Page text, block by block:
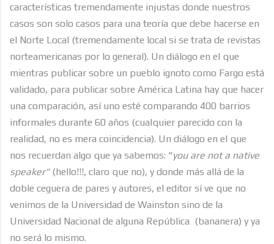
características tremendamente injustas donde nuestros
casos son solo casos para una teoría que debe hacerse en
el Norte Local (tremendamente local si se trata de revistas
norteamericanas por lo general). Un diálogo en el que
mientras publicar sobre un pueblo ignoto como Fargo está
validado, para publicar sobre América Latina hay que hacer
una comparación, así uno esté comparando 400 barrios
informales durante 60 años (cualquier parecido con la
realidad, no es mera coincidencia). Un diálogo en el que
nos recuerdan algo que ya sabemos: “you are not a native
speaker”(hello!!!, claro que no), y donde más allá de la
doble ceguera de pares y autores, el editor sí ve que no
venimos de la Universidad de Wainston sino de la
Universidad Nacional de alguna República (bananera) y ya
no será lo mismo.